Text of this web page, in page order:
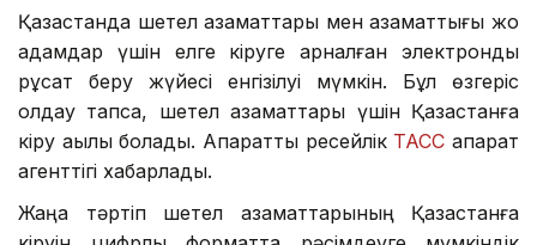
Қазақстанда шетел азаматтары мен азаматтығы жоқ
адамдар үшін елге кіруге арналған электронды
рұқсат беру жүйесі енгізілуі мүмкін. Бұл өзгеріс
қолдау тапса, шетел азаматтары үшін Қазақстанға
кіру ақылы болады. Ақпаратты ресейлік ТАСС ақпарат
агенттігі хабарлады.
Жаңа тәртіп шетел азаматтарының Қазақстанға